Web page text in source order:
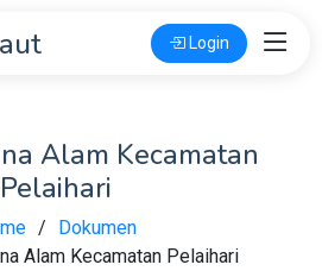
Login
Alam Kecamatan
Pelaihari
Dokumen
Alam Kecamatan Pelaihari